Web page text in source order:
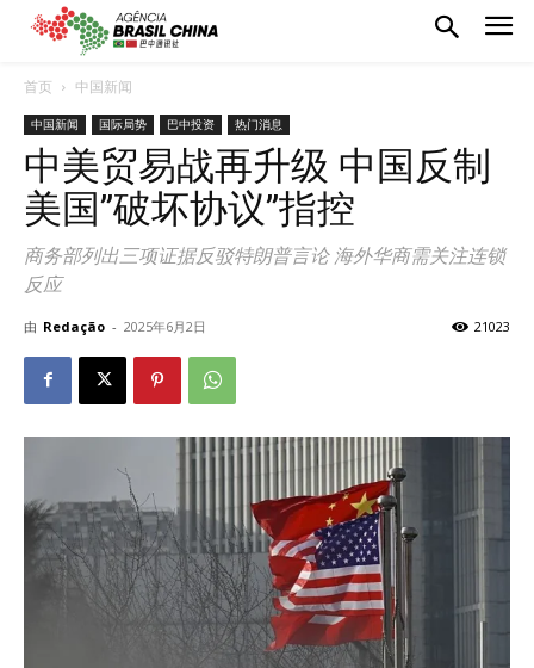
首页 中国新闻
中国新闻 国际局势 巴中投资 热门消息
中美贸易战再升级 中国反制
美国”破坏协议”指控
商务部列出三项证据反驳特朗普言论 海外华商需关注连锁
反应
由 Redação - 2025年6月2日 21023